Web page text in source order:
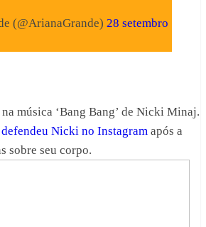
(@ArianaGrande) 28 setembro
música ‘Bang Bang’ de Nicki Minaj.
defendeu Nicki no Instagram após a
sobre seu corpo.